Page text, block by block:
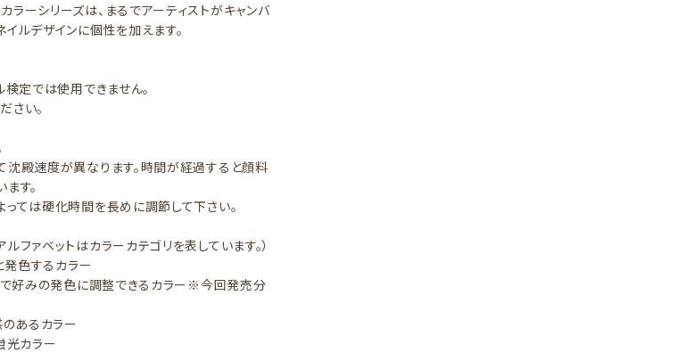
ーシリーズは、まるでアーティストがキャンバ
ルデザインに個性を加えます。
定では使用できません。
さい。
殿速度が異なります。時間が経過すると顔料
す。
ては硬化時間を長めに調節して下さい。
ァベットはカラーカテゴリを表しています。）
発色するカラー
で好みの発色に調整できるカラー※今回発売分
のあるカラー
光カラー